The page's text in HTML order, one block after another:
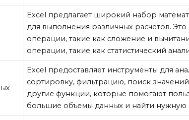
Excel предлагает широкий набор
для выполнения различных расчетов.
операции, такие как сложение и
операции, такие как статистический
Excel предоставляет инструменты для
сортировку, фильтрацию, поиск
другие функции, которые помогают
большие объемы данных и найти